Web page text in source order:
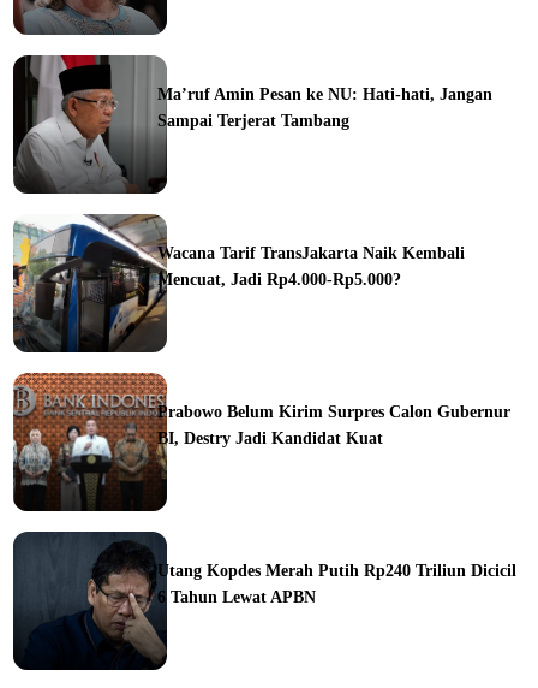
Ma’ruf Amin Pesan ke NU: Hati-hati, Jangan
Sampai Terjerat Tambang
Wacana Tarif TransJakarta Naik Kembali
Mencuat, Jadi Rp4.000-Rp5.000?
Prabowo Belum Kirim Surpres Calon Gubernur
BI, Destry Jadi Kandidat Kuat
Utang Kopdes Merah Putih Rp240 Triliun Dicicil
6 Tahun Lewat APBN